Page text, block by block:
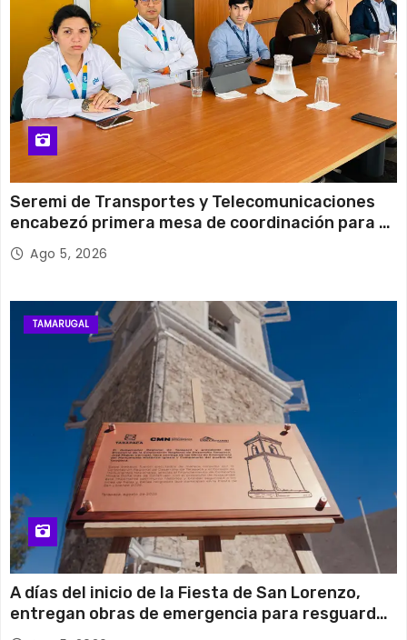
Seremi de Transportes y Telecomunicaciones
encabezó primera mesa de coordinación para el
retiro de cables en desuso en Iquique
Ago 5, 2026
TAMARUGAL
A días del inicio de la Fiesta de San Lorenzo,
entregan obras de emergencia para resguardar
su histórico campanario